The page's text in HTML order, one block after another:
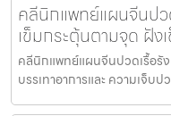
คลีนิกแพทย์แผนจีนปว
เข็มกระตุ้นตามจุด ฝัง
คลีนิกแพทย์แผนจีนปวดเรื้อรั
บรรเทาอาการและ ความเจ็